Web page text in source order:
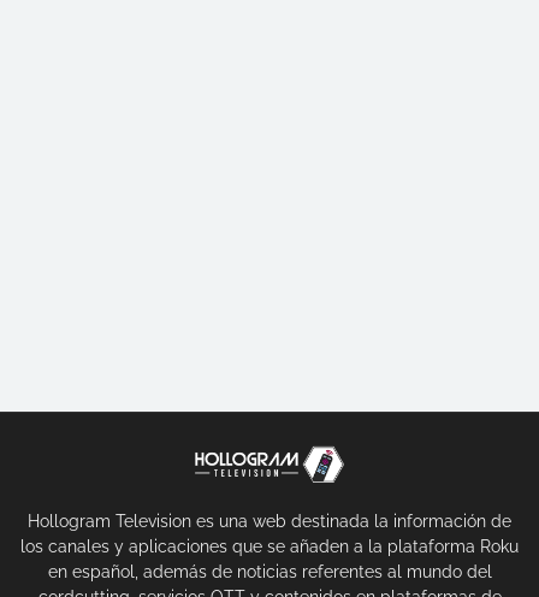
Hollogram Television es una web destinada la información de
los canales y aplicaciones que se añaden a la plataforma Roku
en español, además de noticias referentes al mundo del